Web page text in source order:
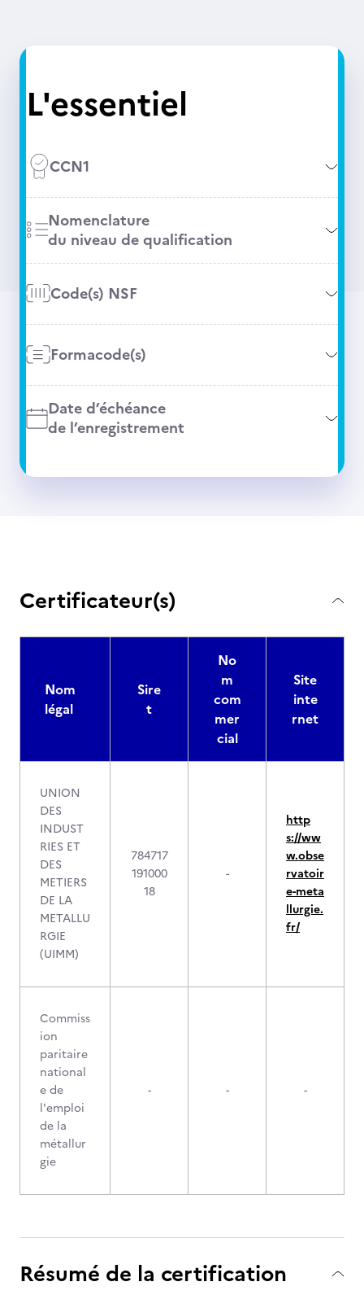
L'essentiel
CCN1
Nomenclature
du niveau de qualification
Code(s) NSF
Formacode(s)
Date d’échéance
de l’enregistrement
Certificateur(s)
Nom
légal
Sire
t
No
m
com
mer
cial
Site
inte
rnet
UNION
DES
INDUST
RIES ET
DES
METIERS
DE LA
METALLU
RGIE
(UIMM)
784717
191000
18
-
http
s://ww
w.obse
rvatoir
e-meta
llurgie.
fr/
Commiss
ion
paritaire
national
e de
l'emploi
de la
métallur
gie
- - -
Résumé de la certification